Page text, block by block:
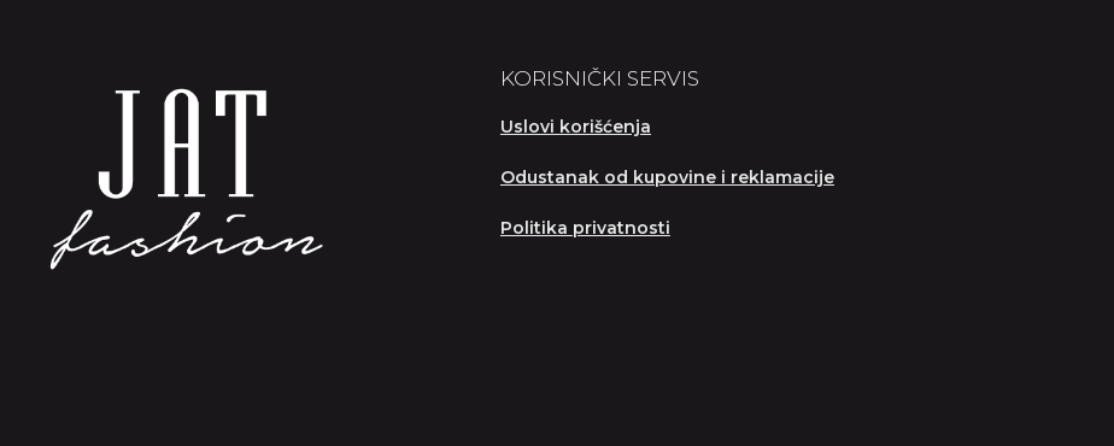
KORISNIČKI SERVIS
Uslovi korišćenja
Odustanak od kupovine i reklamacije
Politika privatnosti